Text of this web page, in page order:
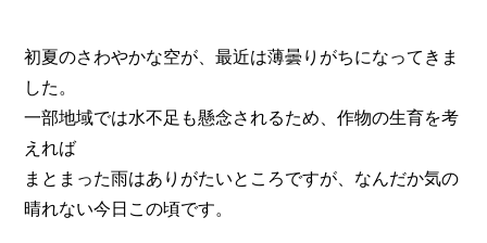
初夏のさわやかな空が、最近は薄曇りがちになってきま
した。
一部地域では水不足も懸念されるため、作物の生育を考
えれば
まとまった雨はありがたいところですが、なんだか気の
晴れない今日この頃です。